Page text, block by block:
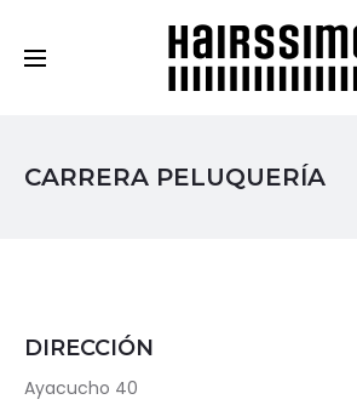
CARRERA PELUQUERÍA
DIRECCIÓN
Ayacucho 40